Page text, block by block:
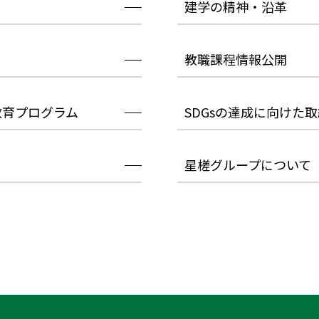
建学の精神・沿革
教職課程情報公開
プログラム SDGsの達成に向けた
星槎グループについて